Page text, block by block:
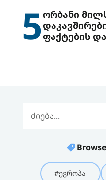
5ორბანი
ფაქტების
#ევროპა